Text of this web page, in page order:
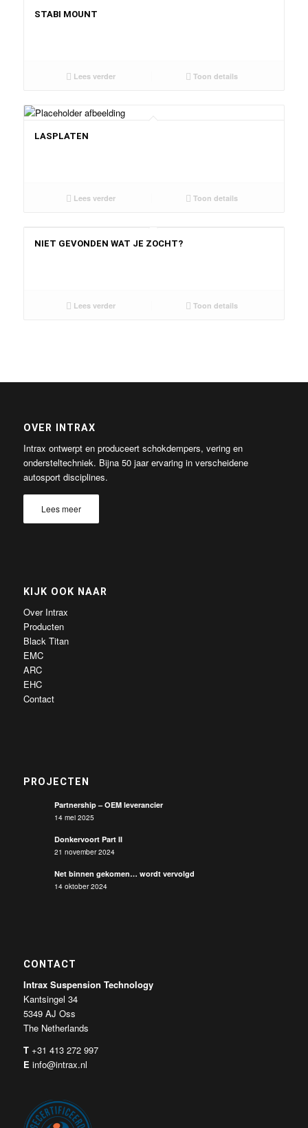
STABI MOUNT
Lees verder Toon details
LASPLATEN
Lees verder Toon details
NIET GEVONDEN WAT JE ZOCHT?
Lees verder Toon details
OVER INTRAX
Intrax ontwerpt en produceert schokdempers, vering en
ondersteltechniek. Bijna 50 jaar ervaring in verscheidene
autosport disciplines.
Lees meer
KIJK OOK NAAR
Over Intrax
Producten
Black Titan
EMC
ARC
EHC
Contact
PROJECTEN
Partnership – OEM leverancier
14 mei 2025
Donkervoort Part II
21 november 2024
Net binnen gekomen… wordt vervolgd
14 oktober 2024
CONTACT
Intrax Suspension Technology
Kantsingel 34
5349 AJ Oss
The Netherlands
T +31 413 272 997
E info@intrax.nl